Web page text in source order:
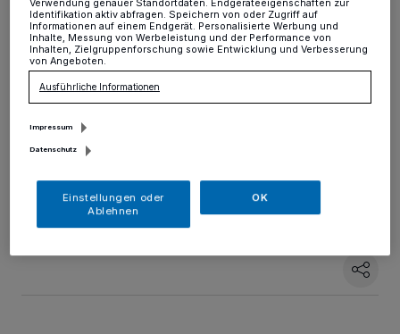
Kreis·Angesichts der besonderen
Feiertagskonstellation zum Monatswechsel
(Reformationstag am Dienstag, 31. Oktober, und
Allerheiligen am Mittwoch, 1. November) hat die
Verwaltungsführung des Kreises entschieden, die
Dienststellen der Kreisverwaltung auch am Montag, 30.
13.10.2017 , 16:29 Uhr Eine Minute Lesezeit
Verwendung genauer Standortdaten. Endgeräteeigenschaften zur
Identifikation aktiv abfragen. Speichern von oder Zugriff auf
Informationen auf einem Endgerät. Personalisierte Werbung und
Inhalte, Messung von Werbeleistung und der Performance von
Inhalten, Zielgruppenforschung sowie Entwicklung und Verbesserung
von Angeboten.
Ausführliche Informationen
Impressum
Datenschutz
Einstellungen oder
Ablehnen
OK